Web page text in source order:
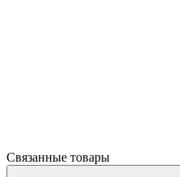
Связанные товары